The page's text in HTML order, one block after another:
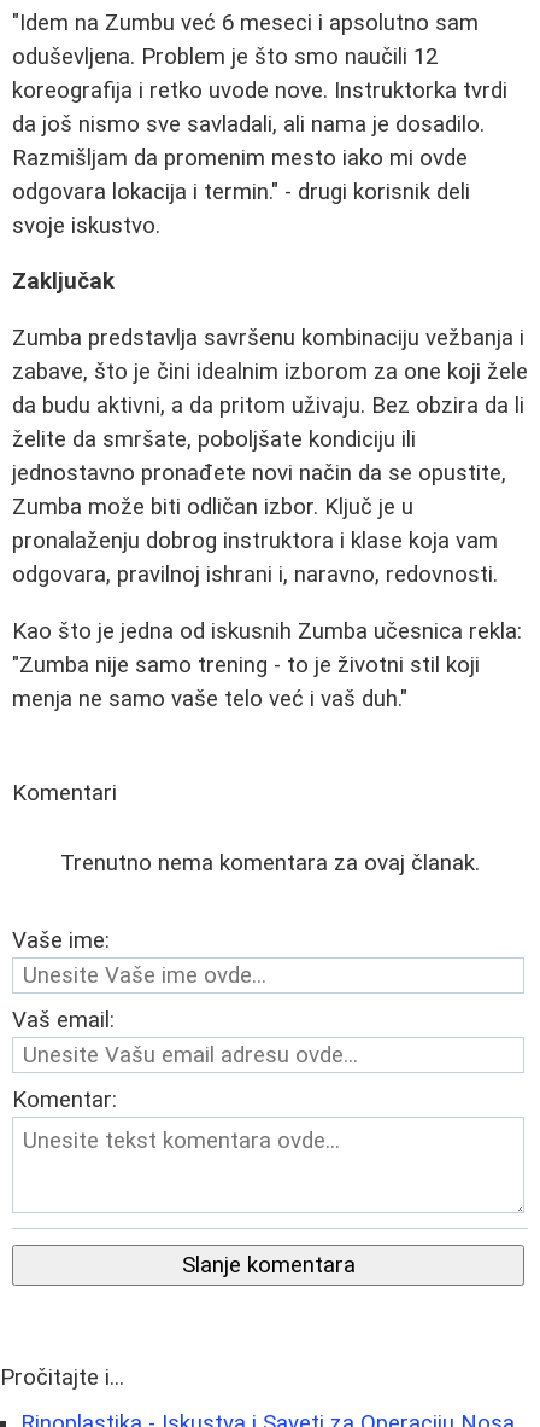
"Idem na Zumbu već 6 meseci i apsolutno sam
oduševljena. Problem je što smo naučili 12
koreografija i retko uvode nove. Instruktorka tvrdi
da još nismo sve savladali, ali nama je dosadilo.
Razmišljam da promenim mesto iako mi ovde
odgovara lokacija i termin." - drugi korisnik deli
svoje iskustvo.
Zaključak
Zumba predstavlja savršenu kombinaciju vežbanja i
zabave, što je čini idealnim izborom za one koji žele
da budu aktivni, a da pritom uživaju. Bez obzira da li
želite da smršate, poboljšate kondiciju ili
jednostavno pronađete novi način da se opustite,
Zumba može biti odličan izbor. Ključ je u
pronalaženju dobrog instruktora i klase koja vam
odgovara, pravilnoj ishrani i, naravno, redovnosti.
Kao što je jedna od iskusnih Zumba učesnica rekla:
"Zumba nije samo trening - to je životni stil koji
menja ne samo vaše telo već i vaš duh."
Komentari
Trenutno nema komentara za ovaj članak.
Vaše ime:
Vaš email:
Komentar:
Slanje komentara
Pročitajte i...